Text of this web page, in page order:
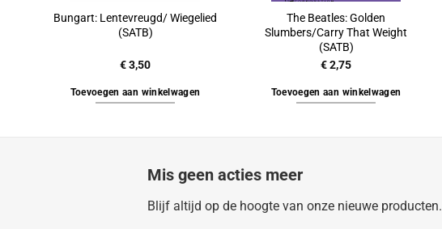
Bungart: Lentevreugd/ Wiegelied
(SATB)
€3,50
Toevoegen aan winkelwagen
The Beatles: Golden
Slumbers/Carry That Weight
(SATB)
€2,75
Toevoegen aan winkelwagen
Mis geen acties meer
Blijf altijd op de hoogte van onze nieuwe producten.